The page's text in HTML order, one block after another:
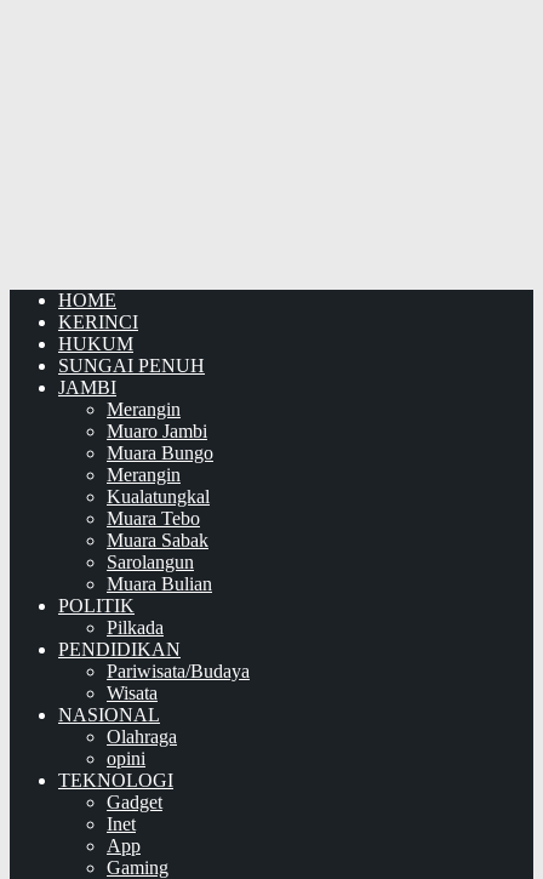
HOME
KERINCI
HUKUM
SUNGAI PENUH
JAMBI
Merangin
Muaro Jambi
Muara Bungo
Merangin
Kualatungkal
Muara Tebo
Muara Sabak
Sarolangun
Muara Bulian
POLITIK
Pilkada
PENDIDIKAN
Pariwisata/Budaya
Wisata
NASIONAL
Olahraga
opini
TEKNOLOGI
Gadget
Inet
App
Gaming